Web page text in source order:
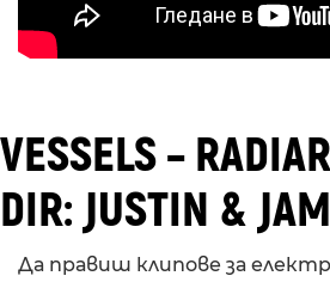
VESSELS –
DIR: JUSTIN &
Да правиш клипове за